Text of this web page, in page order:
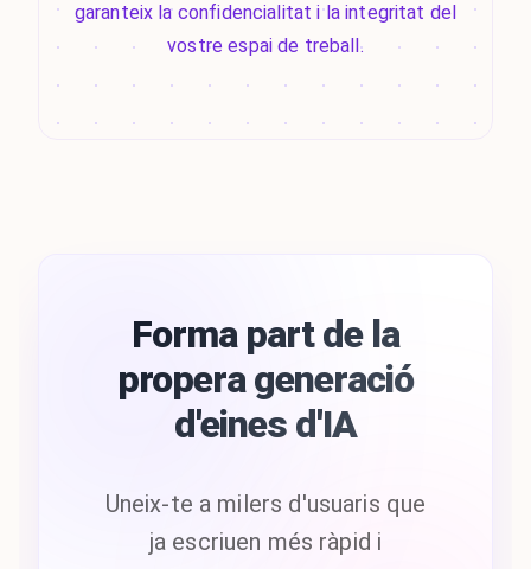
garanteix la confidencialitat i la integritat del
vostre espai de treball.
Forma part de la
propera generació
d'eines d'IA
Uneix-te a milers d'usuaris que
ja escriuen més ràpid i